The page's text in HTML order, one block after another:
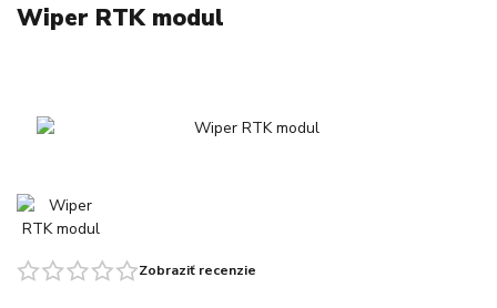
Wiper RTK modul
Zobraziť recenzie